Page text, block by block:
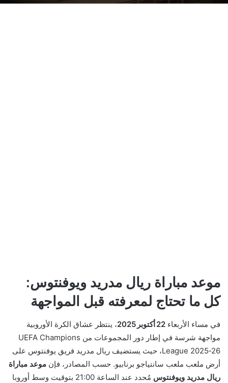
موعد مباراة ريال مدريد ويوفنتوس:
كل ما تحتاج لمعرفته قبل المواجهة
في مساء الأربعاء 22 أكتوبر 2025
، ينتظر عشاق الكرة الأوروبية
مواجهة شرسة في إطار دور المجموعات من UEFA Champions
League 2025‑26، حيث يستضيف ريال مدريد فريق يوفنتوس على
أرض ملعب ملعب سانتياجو برنابيو. حسب المصادر، فإن موعد مباراة
ريال مدريد ويوفنتوس
مُحدد عند الساعة 21:00 بتوقيت وسط أوروبا